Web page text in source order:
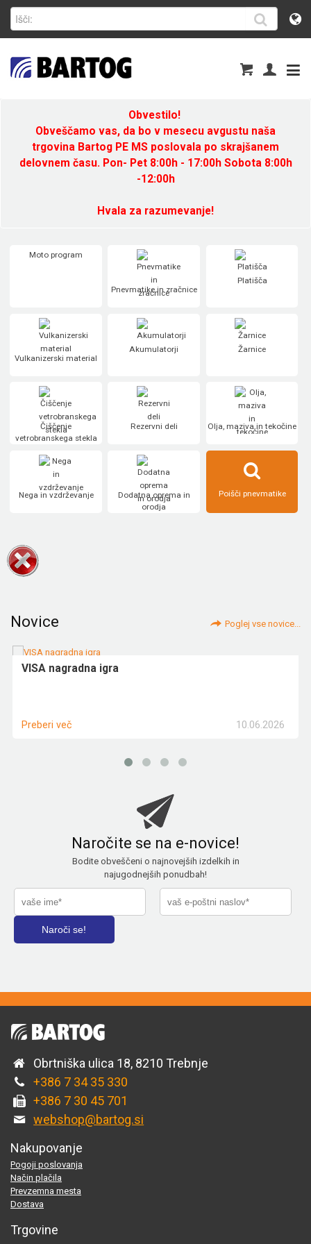
Obvestilo!
Obveščamo vas, da bo v mesecu avgustu naša
trgovina Bartog PE MS poslovala po skrajšanem
delovnem času. Pon- Pet 8:00h - 17:00h Sobota 8:00h
-12:00h
Hvala za razumevanje!
Moto program
Pnevmatike in zračnice
Platišča
Vulkanizerski material
Akumulatorji Žarnice
Čiščenje
vetrobranskega stekla
Rezervni deli Olja, maziva in tekočine
Nega in vzdrževanje
Dodatna oprema in
orodja
Poišči pnevmatike
Novice Poglej vse novice...
VISA nagradna igra
10.06.2026
Preberi več
Naročite se na e-novice!
Bodite obveščeni o najnovejših izdelkih in
najugodnejših ponudbah!
Obrtniška ulica 18, 8210 Trebnje
+386 7 34 35 330
+386 7 30 45 701
webshop@bartog.si
Nakupovanje
Pogoji poslovanja
Način plačila
Prevzemna mesta
Dostava
Trgovine